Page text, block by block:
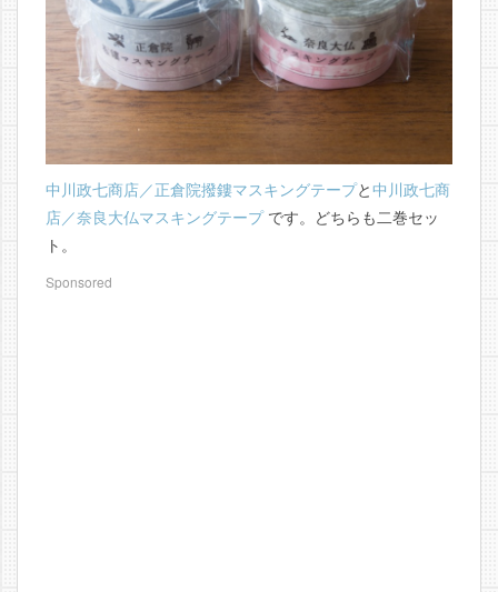
中川政七商店／正倉院撥鏤マスキングテープと中川政七商
店／奈良大仏マスキングテープ です。どちらも二巻セッ
ト。
Sponsored